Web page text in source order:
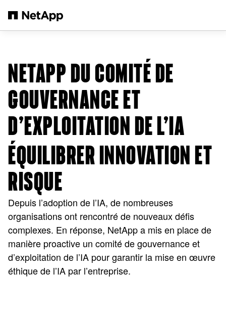
NETAPP DU COMITÉ DE
GOUVERNANCE ET
D’EXPLOITATION DE L’IA
ÉQUILIBRER INNOVATION ET
RISQUE
Depuis l’adoption de l’IA, de nombreuses
organisations ont rencontré de nouveaux défis
complexes. En réponse, NetApp a mis en place de
manière proactive un comité de gouvernance et
d’exploitation de l’IA pour garantir la mise en œuvre
éthique de l’IA par l’entreprise.